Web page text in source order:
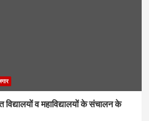
व महाविद्यालयों के संचालन के